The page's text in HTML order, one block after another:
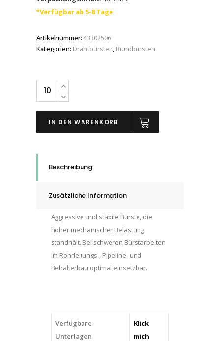
*Verfügbar ab 5-8 Tage
Artikelnummer: 43302506
Kategorien: Drahtbürsten, Rundbürsten
PFERD
Bürste
gezopft,
22,23
12506/22,23
IN DEN WARENKORB
Beschreibung
Zusätzliche Information
Aggressive und stabile Bürste, die
hoher mechanischer Belastung
standhält. Bei schweren Bürstarbeiten
im Rohrleitungs-, Pipeline- und
Behälterbau optimal einsetzbar.
Verfügbare
Unterlagen
Klick
mich